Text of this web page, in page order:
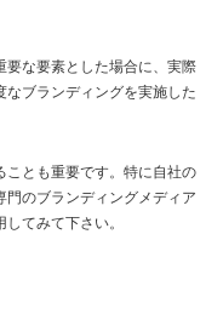
な要素とした場合に、実際
ブランディングを実施した
ことも重要です。特に自社の
のブランディングメディア
てみて下さい。